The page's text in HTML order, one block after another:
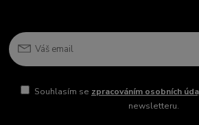
Souhlasím se zpracováním osobních
newsletteru.